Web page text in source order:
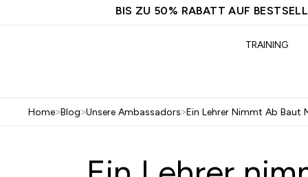
BIS ZU 50% RABATT AUF
TRAINING
Home>Blog>Unsere Ambassadors>Ein Lehrer Nimmt Ab Baut